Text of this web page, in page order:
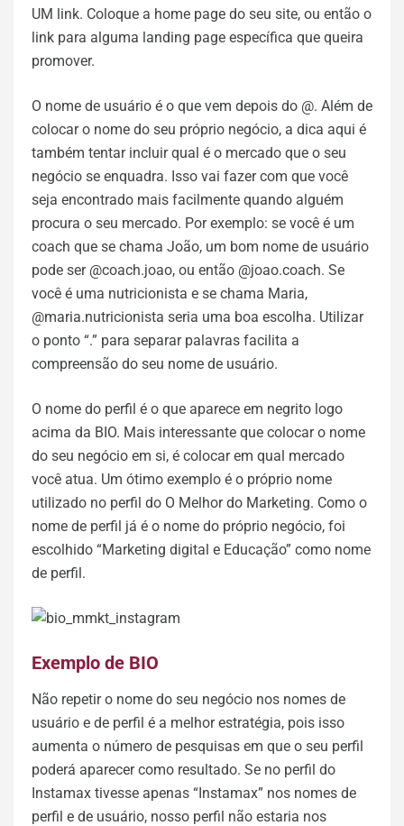
UM link. Coloque a home page do seu site, ou então o
link para alguma landing page específica que queira
promover.
O nome de usuário é o que vem depois do @. Além de
colocar o nome do seu próprio negócio, a dica aqui é
também tentar incluir qual é o mercado que o seu
negócio se enquadra. Isso vai fazer com que você
seja encontrado mais facilmente quando alguém
procura o seu mercado. Por exemplo: se você é um
coach que se chama João, um bom nome de usuário
pode ser @coach.joao, ou então @joao.coach. Se
você é uma nutricionista e se chama Maria,
@maria.nutricionista seria uma boa escolha. Utilizar
o ponto “.” para separar palavras facilita a
compreensão do seu nome de usuário.
O nome do perfil é o que aparece em negrito logo
acima da BIO. Mais interessante que colocar o nome
do seu negócio em si, é colocar em qual mercado
você atua. Um ótimo exemplo é o próprio nome
utilizado no perfil do O Melhor do Marketing. Como o
nome de perfil já é o nome do próprio negócio, foi
escolhido “Marketing digital e Educação” como nome
de perfil.
Exemplo de BIO
Não repetir o nome do seu negócio nos nomes de
usuário e de perfil é a melhor estratégia, pois isso
aumenta o número de pesquisas em que o seu perfil
poderá aparecer como resultado. Se no perfil do
Instamax tivesse apenas “Instamax” nos nomes de
perfil e de usuário, nosso perfil não estaria nos